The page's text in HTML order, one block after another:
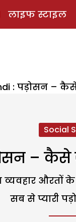
लाइफ स्टाइल
: पड़ोसन –
Social
–
व्यवहार
सब से प्यारी